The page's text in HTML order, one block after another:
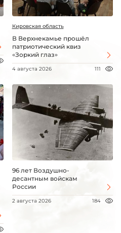
Кировская область
В Верхнекамье прошёл
патриотический квиз
«Зоркий глаз»
4 августа 2026 111
96 лет Воздушно-
десантным войскам
России
2 августа 2026 184